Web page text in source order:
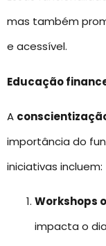
mas também
e acessível.
Educação
A
importância do
iniciativas incluem:
Workshops
impacta o